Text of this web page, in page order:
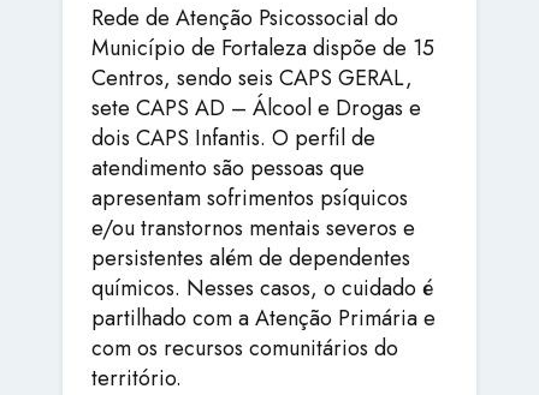
Rede de Atenção Psicossocial do
Município de Fortaleza dispõe de 15
Centros, sendo seis CAPS GERAL,
sete CAPS AD – Álcool e Drogas e
dois CAPS Infantis. O perfil de
atendimento são pessoas que
apresentam sofrimentos psíquicos
e/ou transtornos mentais severos e
persistentes além de dependentes
químicos. Nesses casos, o cuidado é
partilhado com a Atenção Primária e
com os recursos comunitários do
território.